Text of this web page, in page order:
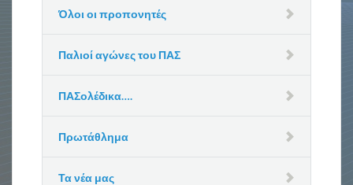
Όλοι οι προπονητές
Παλιοί αγώνες του ΠΑΣ
ΠΑΣολέδικα….
Πρωτάθλημα
Τα νέα μας